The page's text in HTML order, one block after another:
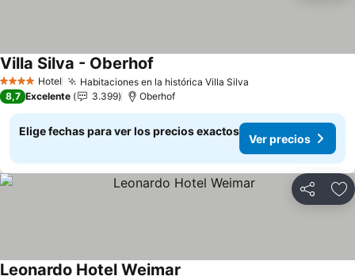
4 EstrellasHotel Habitaciones en la histórica Villa Silva
Villa Silva - Oberhof
8,7 Excelente 3.399 Oberhof
Elige fechas para ver los precios exactos
Ver precios
Compartir
Leonardo Hotel Weimar